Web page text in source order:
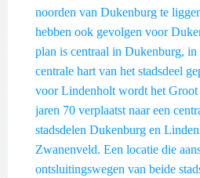
noorden van Dukenburg te
hebben ook gevolgen voor
plan is centraal in Dukenburg,
centrale hart van het stadsdeel
voor Lindenholt wordt het
jaren 70 verplaatst naar een
stadsdelen Dukenburg en
Zwanenveld. Een locatie die
ontsluitingswegen van beide